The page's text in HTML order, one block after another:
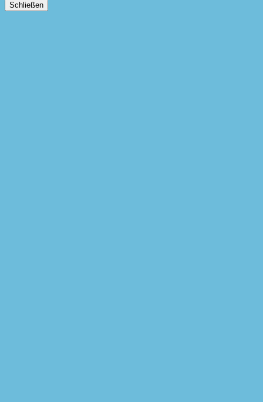
Schließen